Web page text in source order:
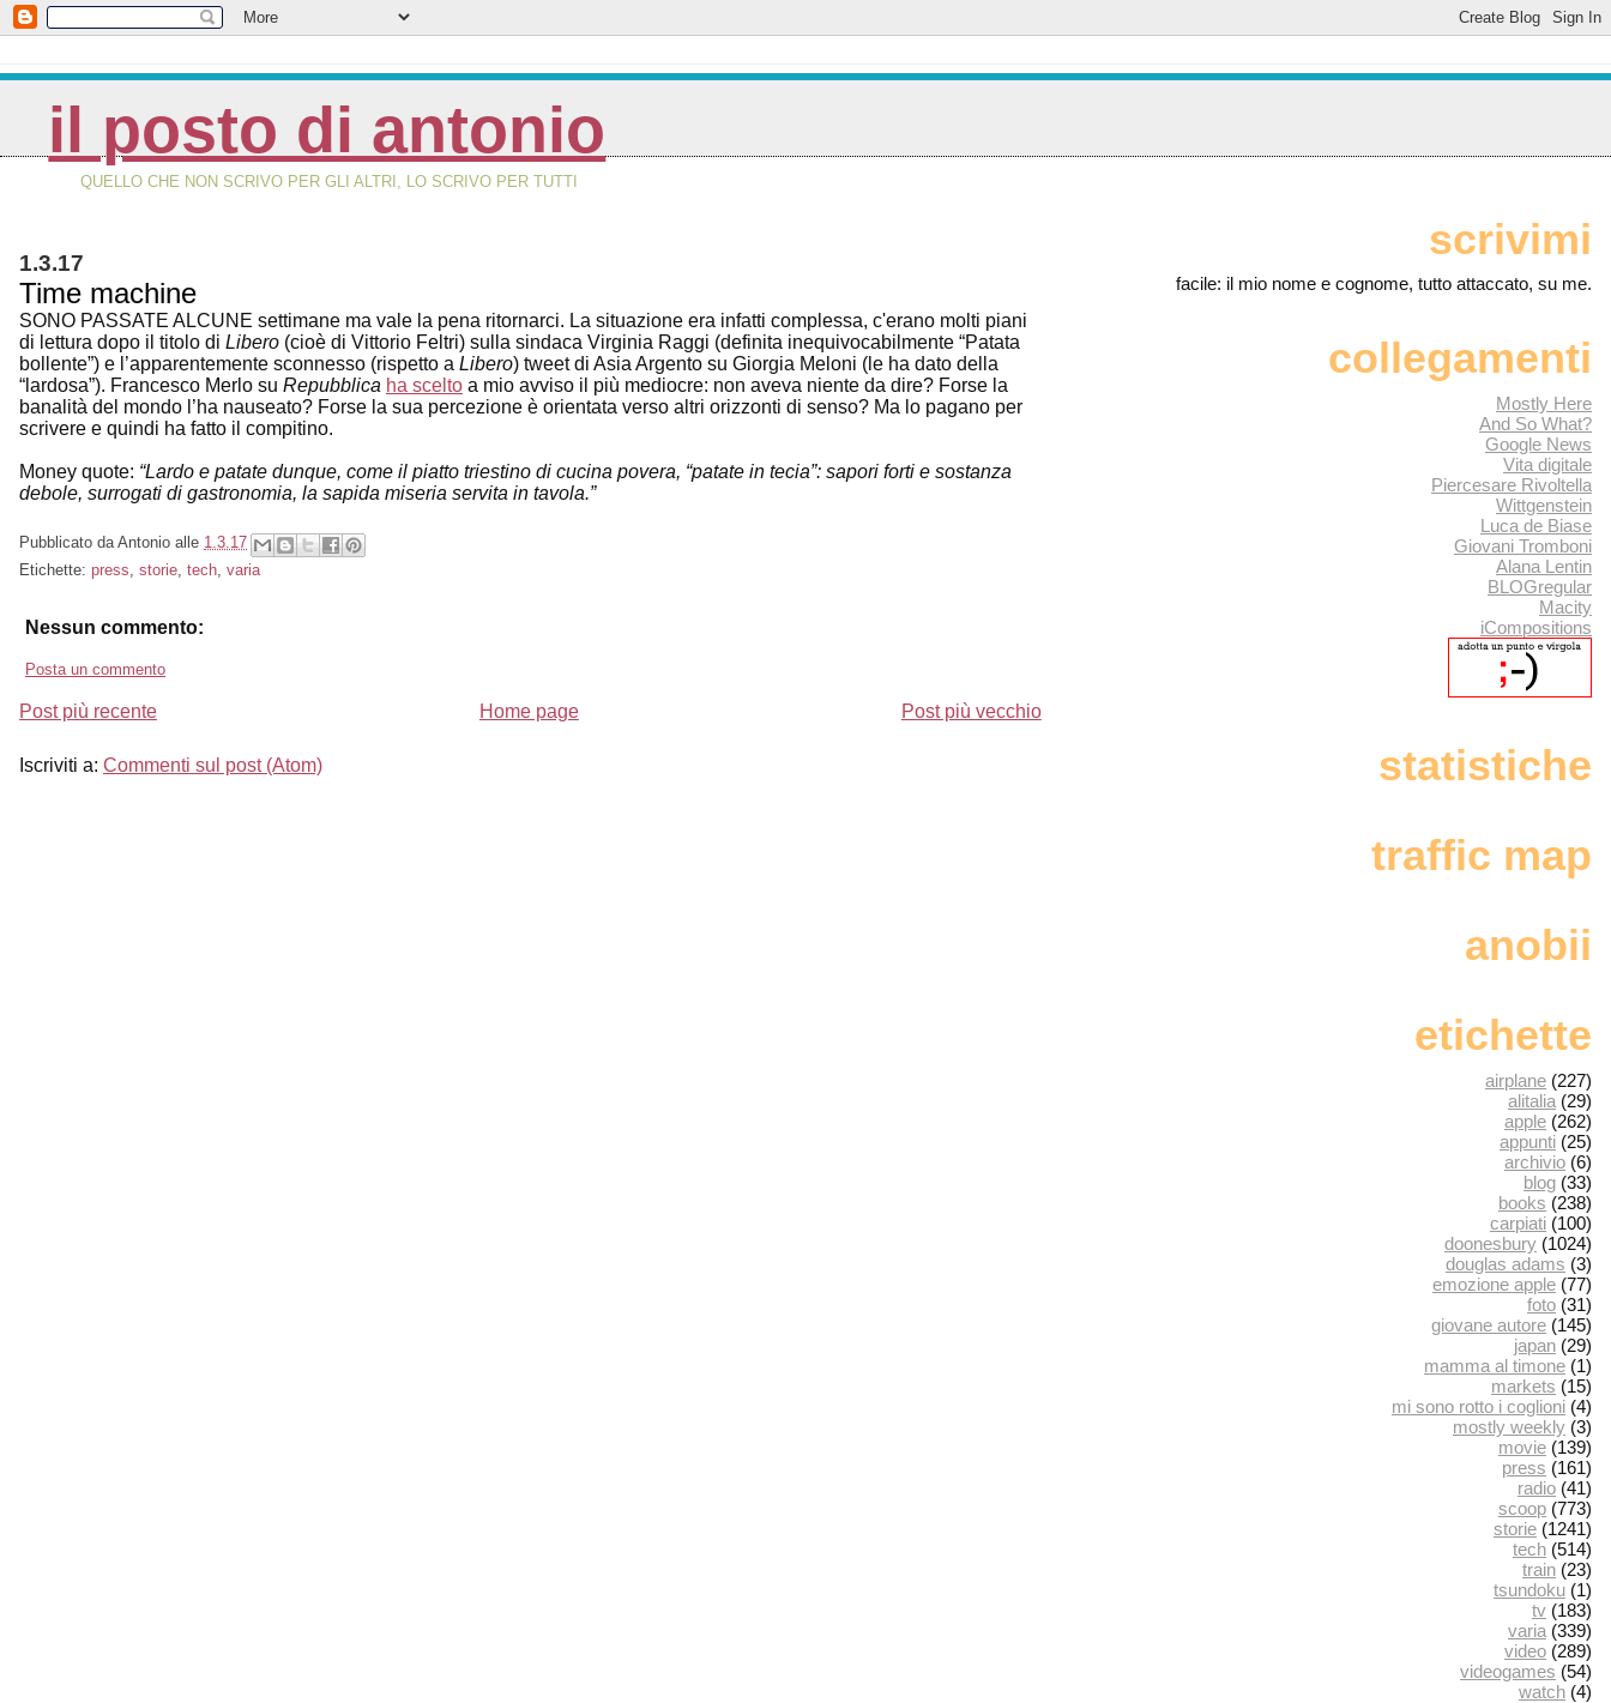
il posto di antonio
QUELLO CHE NON SCRIVO PER GLI ALTRI, LO SCRIVO PER TUTTI
1.3.17
Time machine
SONO PASSATE ALCUNE settimane ma vale la pena ritornarci. La situazione era infatti complessa, c'erano molti piani
di lettura dopo il titolo di Libero (cioè di Vittorio Feltri) sulla sindaca Virginia Raggi (definita inequivocabilmente “Patata
bollente”) e l’apparentemente sconnesso (rispetto a Libero) tweet di Asia Argento su Giorgia Meloni (le ha dato della
“lardosa”). Francesco Merlo su Repubblica ha scelto a mio avviso il più mediocre: non aveva niente da dire? Forse la
banalità del mondo l’ha nauseato? Forse la sua percezione è orientata verso altri orizzonti di senso? Ma lo pagano per
scrivere e quindi ha fatto il compitino.
Money quote: “Lardo e patate dunque, come il piatto triestino di cucina povera, “patate in tecia”: sapori forti e sostanza
debole, surrogati di gastronomia, la sapida miseria servita in tavola.”
Pubblicato da Antonio alle 1.3.17
Etichette: press, storie, tech, varia
Nessun commento:
Posta un commento
Post più recente Post più vecchio
Home page
Iscriviti a: Commenti sul post (Atom)
scrivimi
facile: il mio nome e cognome, tutto attaccato, su me.
collegamenti
Mostly Here
And So What?
Google News
Vita digitale
Piercesare Rivoltella
Wittgenstein
Luca de Biase
Giovani Tromboni
Alana Lentin
BLOGregular
Macity
iCompositions
statistiche
traffic map
anobii
etichette
airplane (227)
alitalia (29)
apple (262)
appunti (25)
archivio (6)
blog (33)
books (238)
carpiati (100)
doonesbury (1024)
douglas adams (3)
emozione apple (77)
foto (31)
giovane autore (145)
japan (29)
mamma al timone (1)
markets (15)
mi sono rotto i coglioni (4)
mostly weekly (3)
movie (139)
press (161)
radio (41)
scoop (773)
storie (1241)
tech (514)
train (23)
tsundoku (1)
tv (183)
varia (339)
video (289)
videogames (54)
watch (4)